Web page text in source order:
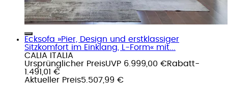
Ecksofa »Pier, Design und erstklassiger
Sitzkomfort im Einklang, L-Form« mit...
CALIA ITALIA
Ursprünglicher PreisUVP 6.999,00 €Rabatt-
1.491,01 €
Aktueller Preis5.507,99 €